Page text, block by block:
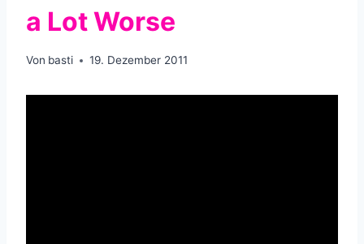
a Lot Worse
Von basti 19. Dezember 2011